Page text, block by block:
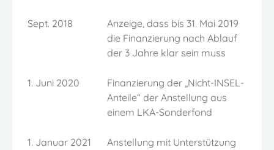
Sept. 2018
Anzeige, dass bis 31. Mai 2019
die Finanzierung nach Ablauf
der 3 Jahre klar sein muss
1. Juni 2020
Finanzierung der „Nicht-INSEL-
Anteile“ der Anstellung aus
einem LKA-Sonderfond
1. Januar 2021
Anstellung mit Unterstützung